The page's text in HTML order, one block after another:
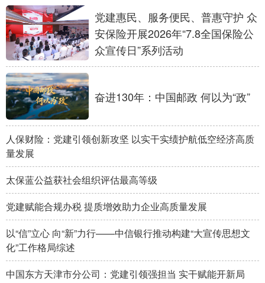
访谈 视频 图片 政务
法律 中央文件 金融 汽车
食品 人居 信息化 数字经济
学术中国 乡村振兴 银龄 溯源中国
城市
彩票 娱乐 时尚 悦读
公益 一带一路 亚太网 上市公司
文化产业
地方频道
北京 天津 河北 山西
党建惠民、服务便民、普惠守护 众
安保险开展2026年“7.8全国保险公
众宣传日”系列活动
奋进130年：中国邮政 何以为“政”
人保财险：党建引领创新攻坚 以实干实绩护航低空经济高质
量发展
太保蓝公益获社会组织评估最高等级
党建赋能合规办税 提质增效助力企业高质量发展
以“信”立心 向“新”力行——中信银行推动构建“大宣传思想文
化”工作格局综述
中国东方天津市分公司：党建引领强担当 实干赋能开新局